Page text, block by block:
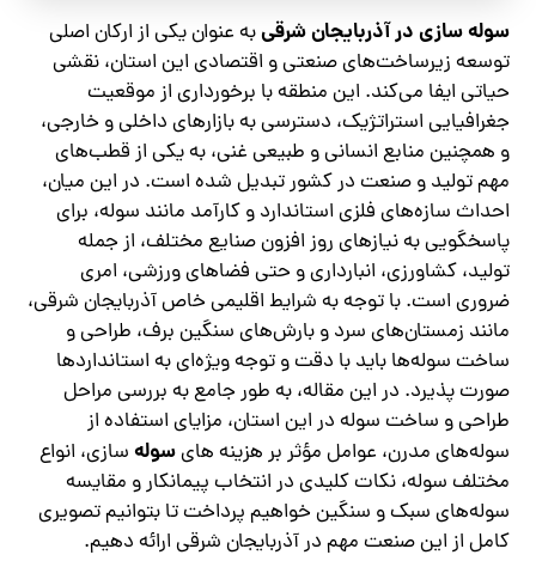
سوله‌ سازی در آذربایجان شرقیبه عنوان یکی از ارکان اصلی
توسعه زیرساخت‌های صنعتی و اقتصادی این استان، نقشی
حیاتی ایفا می‌کند. این منطقه با برخورداری از موقعیت
جغرافیایی استراتژیک، دسترسی به بازارهای داخلی و خارجی،
و همچنین منابع انسانی و طبیعی غنی، به یکی از قطب‌های
مهم تولید و صنعت در کشور تبدیل شده است. در این میان،
احداث سازه‌های فلزی استاندارد و کارآمد مانند سوله، برای
پاسخگویی به نیازهای روز افزون صنایع مختلف، از جمله
تولید، کشاورزی، انبارداری و حتی فضاهای ورزشی، امری
ضروری است. با توجه به شرایط اقلیمی خاص آذربایجان شرقی،
مانند زمستان‌های سرد و بارش‌های سنگین برف، طراحی و
ساخت سوله‌ها باید با دقت و توجه ویژه‌ای به استانداردها
صورت پذیرد. در این مقاله، به طور جامع به بررسی مراحل
طراحی و ساخت سوله در این استان، مزایای استفاده از
سوله‌های مدرن، عوامل مؤثر بر هزینه‌ هایسوله‌سازی، انواع
مختلف سوله، نکات کلیدی در انتخاب پیمانکار و مقایسه
سوله‌های سبک و سنگین خواهیم پرداخت تا بتوانیم تصویری
کامل از این صنعت مهم در آذربایجان شرقی ارائه دهیم.